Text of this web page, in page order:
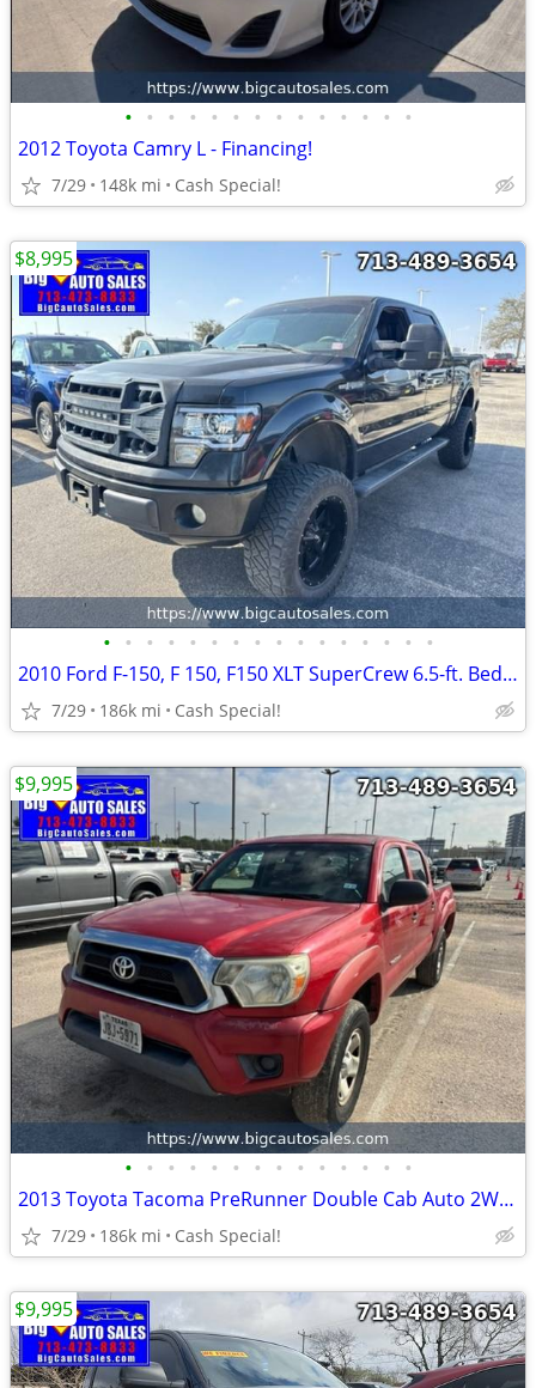
• • • • • • • • • • • • • •
2012 Toyota Camry L - Financing!
7/29 148k mi Cash Special!
• • • • • • • • • • • • • • • •
2010 Ford F-150, F 150, F150 XLT SuperCrew 6.5-ft. Bed 2WD - Financing!
7/29 186k mi Cash Special!
$8,995
• • • • • • • • • • • • • •
2013 Toyota Tacoma PreRunner Double Cab Auto 2WD - Financing!
7/29 186k mi Cash Special!
$9,995
$9,995